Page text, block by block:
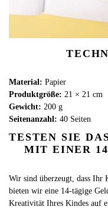
Material: Papier
Produktgröße: 21 × 21 cm
Gewicht: 200 g
Seitenanzahl: 40 Seiten
TESTEN SIE
MIT EINER
Wir sind überzeugt, dass Ihr
bieten wir eine 14-tägige
Kreativität Ihres Kindes auf